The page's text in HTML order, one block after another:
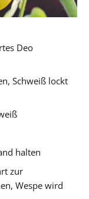
Deo
Schweiß lockt
halten
zur
Wespe wird